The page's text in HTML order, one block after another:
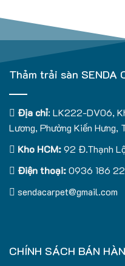
Thảm trải sàn SENDA
Địa chỉ: LK222-DV06,
Lương, Phường Kiến Hưng,
Kho HCM:92 Đ.Thạnh
Điện thoại:0936 186
sendacarpet@gmail.com
CHÍNH SÁCH BÁN